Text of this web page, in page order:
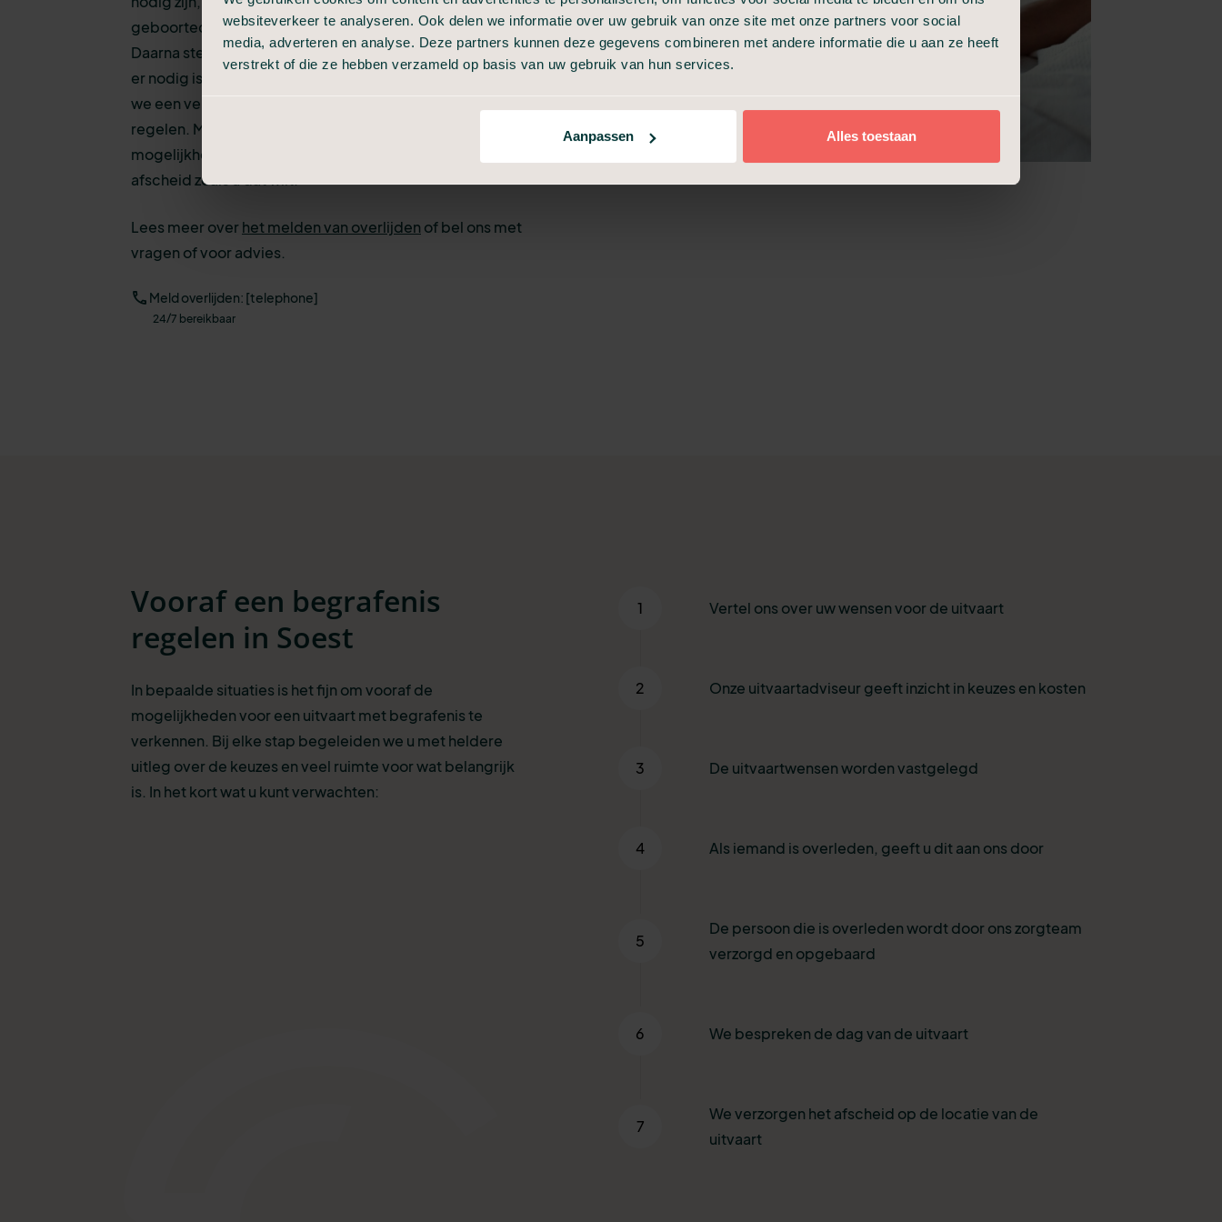
websiteverkeer te analyseren. Ook delen we informatie over uw gebruik van onze site met onze partners voor social
media, adverteren en analyse. Deze partners kunnen deze gegevens combineren met andere informatie die u aan ze heeft
verstrekt of die ze hebben verzameld op basis van uw gebruik van hun services.
Aanpassen Alles toestaan
geboortedatum van de persoon die is overleden.
Daarna stemmen we een aantal zaken met u af, zoals wat
er nodig is voor het verzorgen en opbaren. Ook maken
we een vervolgafspraak om stap voor stap de uitvaart te
regelen. Met heldere uitleg en inzicht in de
mogelijkheden, zodat u weet wat de keuzes zijn voor een
afscheid zoals u dat wilt.
Lees meer overhet melden van overlijden of bel ons met
vragen of voor advies.
Meld overlijden: [telephone]
24/7 bereikbaar
Vooraf een begrafenis
regelen in Soest
In bepaalde situaties is het fijn om vooraf de
mogelijkheden voor een uitvaart met begrafenis te
verkennen. Bij elke stap begeleiden we u met heldere
uitleg over de keuzes en veel ruimte voor wat belangrijk
is. In het kort wat u kunt verwachten:
1 Vertel ons over uw wensen voor de uitvaart
2 Onze uitvaartadviseur geeft inzicht in keuzes en kosten
3 De uitvaartwensen worden vastgelegd
4 Als iemand is overleden, geeft u dit aan ons door
5
De persoon die is overleden wordt door ons zorgteam
verzorgd en opgebaard
6 We bespreken de dag van de uitvaart
7
We verzorgen het afscheid op de locatie van de
uitvaart